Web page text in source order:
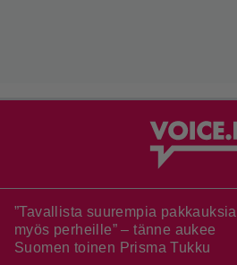
”Tavallista suurempia pakkauksia
myös perheille” – tänne aukee
Suomen toinen Prisma Tukku